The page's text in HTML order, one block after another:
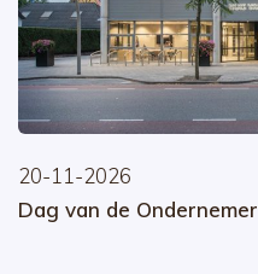
20-11-2026
Dag van de Ondernemer